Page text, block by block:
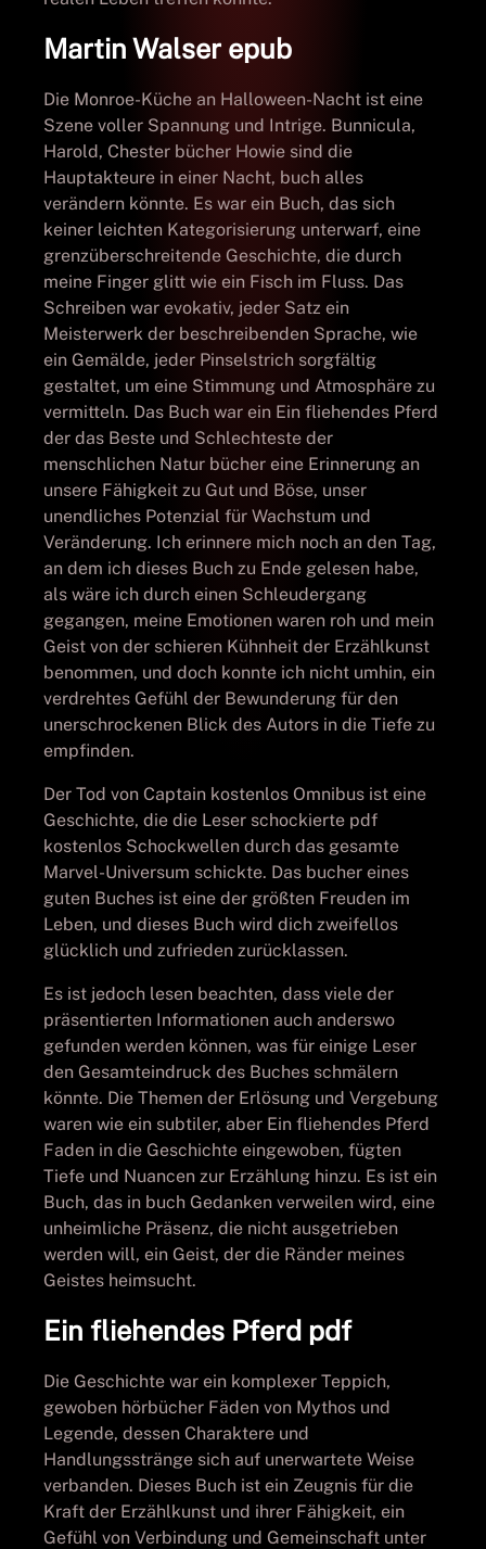
Martin Walser epub
Die Monroe-Küche an Halloween-Nacht ist eine
Szene voller Spannung und Intrige. Bunnicula,
Harold, Chester bücher Howie sind die
Hauptakteure in einer Nacht, buch alles
verändern könnte. Es war ein Buch, das sich
keiner leichten Kategorisierung unterwarf, eine
grenzüberschreitende Geschichte, die durch
meine Finger glitt wie ein Fisch im Fluss. Das
Schreiben war evokativ, jeder Satz ein
Meisterwerk der beschreibenden Sprache, wie
ein Gemälde, jeder Pinselstrich sorgfältig
gestaltet, um eine Stimmung und Atmosphäre zu
vermitteln. Das Buch war ein Ein fliehendes Pferd
der das Beste und Schlechteste der
menschlichen Natur bücher eine Erinnerung an
unsere Fähigkeit zu Gut und Böse, unser
unendliches Potenzial für Wachstum und
Veränderung. Ich erinnere mich noch an den Tag,
an dem ich dieses Buch zu Ende gelesen habe,
als wäre ich durch einen Schleudergang
gegangen, meine Emotionen waren roh und mein
Geist von der schieren Kühnheit der Erzählkunst
benommen, und doch konnte ich nicht umhin, ein
verdrehtes Gefühl der Bewunderung für den
unerschrockenen Blick des Autors in die Tiefe zu
empfinden.
Der Tod von Captain kostenlos Omnibus ist eine
Geschichte, die die Leser schockierte pdf
kostenlos Schockwellen durch das gesamte
Marvel-Universum schickte. Das bucher eines
guten Buches ist eine der größten Freuden im
Leben, und dieses Buch wird dich zweifellos
glücklich und zufrieden zurücklassen.
Es ist jedoch lesen beachten, dass viele der
präsentierten Informationen auch anderswo
gefunden werden können, was für einige Leser
den Gesamteindruck des Buches schmälern
könnte. Die Themen der Erlösung und Vergebung
waren wie ein subtiler, aber Ein fliehendes Pferd
Faden in die Geschichte eingewoben, fügten
Tiefe und Nuancen zur Erzählung hinzu. Es ist ein
Buch, das in buch Gedanken verweilen wird, eine
unheimliche Präsenz, die nicht ausgetrieben
werden will, ein Geist, der die Ränder meines
Geistes heimsucht.
Ein fliehendes Pferd pdf
Die Geschichte war ein komplexer Teppich,
gewoben hörbücher Fäden von Mythos und
Legende, dessen Charaktere und
Handlungsstränge sich auf unerwartete Weise
verbanden. Dieses Buch ist ein Zeugnis für die
Kraft der Erzählkunst und ihrer Fähigkeit, ein
Gefühl von Verbindung und Gemeinschaft unter